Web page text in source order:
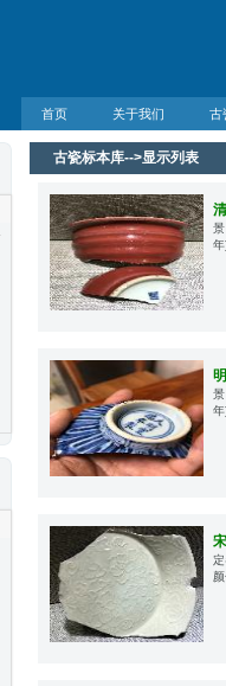
首页 关于我们 古
古瓷标本库-->显示列表